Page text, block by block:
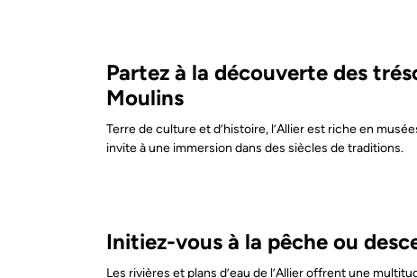
Partez à la découverte des
Moulins
Terre de culture et d’histoire, l’Allier est riche en
invite à une immersion dans des siècles de traditions.
Initiez-vous à la pêche ou
Les rivières et plans d’eau de l’Allier offrent une